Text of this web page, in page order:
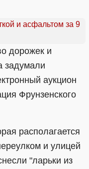
дорожек и
задумали
аукцион
Фрунзенского
располагается
и улицей
"ларьки из